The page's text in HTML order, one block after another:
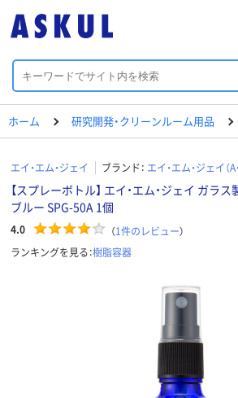
ホーム 研究開発・クリーンルーム用品
エイ・エム・ジェイ ブランド： エイ・エム・ジェイ（A
【スプレーボトル】 エイ・エム・ジェイ ガラ
ブルー SPG-50A 1個
4.0 （1件のレビュー）
ランキングを見る：樹脂容器